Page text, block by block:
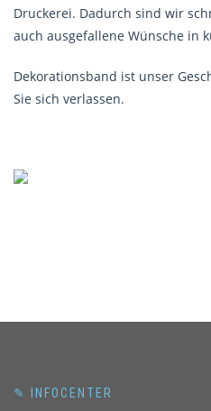
Druckerei. Dadurch sind wir
auch ausgefallene Wünsche in
Dekorationsband ist unser
Sie sich verlassen.
✎ INFOCENTER